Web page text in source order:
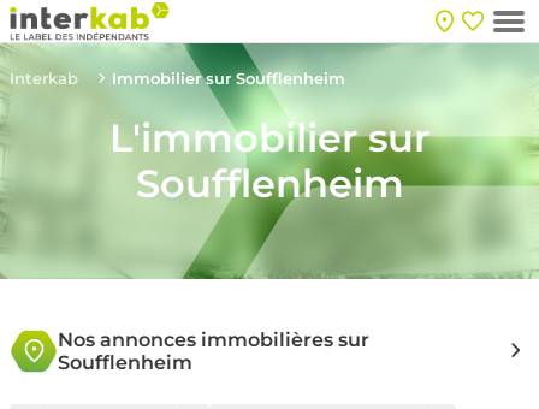
Interkab Immobilier sur Soufflenheim
L'immobilier sur
Soufflenheim
Nos annonces immobilières sur
Soufflenheim